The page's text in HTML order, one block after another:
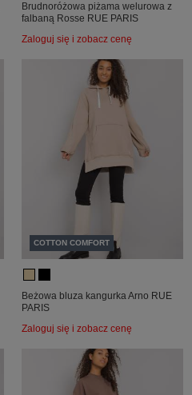
Brudnoróżowa piżama welurowa z
falbaną Rosse RUE PARIS
Zaloguj się i zobacz cenę
COTTON COMFORT
Beżowa bluza kangurka Arno RUE
PARIS
Zaloguj się i zobacz cenę